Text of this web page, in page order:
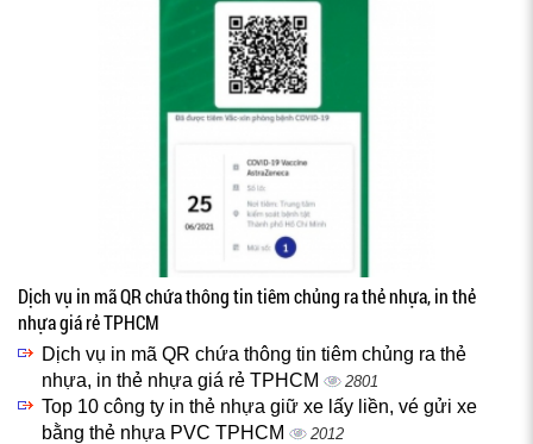
Dịch vụ in mã QR chứa thông tin tiêm chủng ra thẻ nhựa, in thẻ
nhựa giá rẻ TPHCM
Dịch vụ in mã QR chứa thông tin tiêm chủng ra thẻ
nhựa, in thẻ nhựa giá rẻ TPHCM
2801
Top 10 công ty in thẻ nhựa giữ xe lấy liền, vé gửi xe
bằng thẻ nhựa PVC TPHCM
2012